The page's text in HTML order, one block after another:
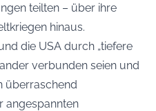
teilten – über ihre
hinaus.
die USA durch „tiefere
verbunden seien und
überraschend
angespannten